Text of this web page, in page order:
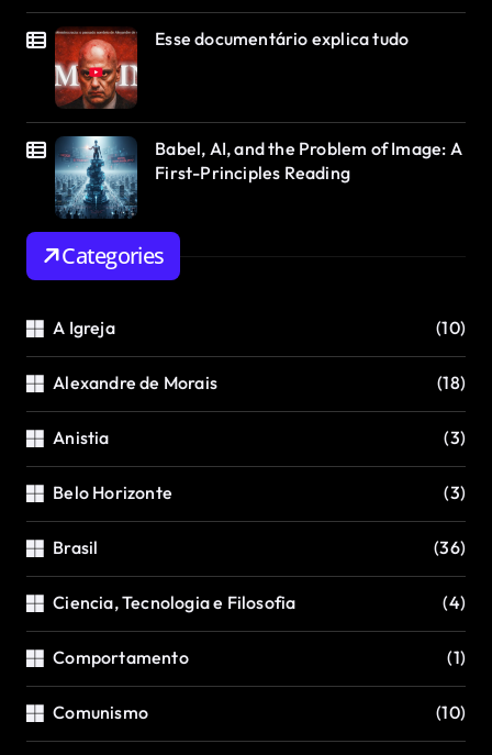
Esse documentário explica tudo
Babel, AI, and the Problem of Image: A
First-Principles Reading
Categories
A Igreja (10)
Alexandre de Morais (18)
Anistia (3)
Belo Horizonte (3)
Brasil (36)
Ciencia, Tecnologia e Filosofia (4)
Comportamento (1)
Comunismo (10)